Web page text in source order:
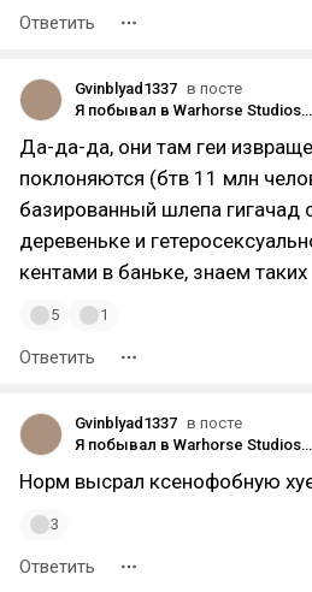
Ответить
Gvinblyad1337 в посте
Я побывал в Warhorse Studios и вот что из этого вышло
Да-да-да, они там геи
поклоняются (бтв 11 млн
базированный шлепа гигачад
деревеньке и
кентами в баньке, знаем таких
5 1
Ответить
Gvinblyad1337 в посте
Я побывал в Warhorse Studios и вот что из этого вышло
Норм высрал ксенофобную
3
Ответить